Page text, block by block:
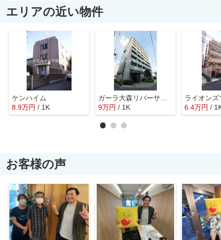
エリアの近い物件
ケンハイム
8.9万円 / 1K
ガーラ大森リバーサイド
9万円 / 1K 6.4万円 /
お客様の声